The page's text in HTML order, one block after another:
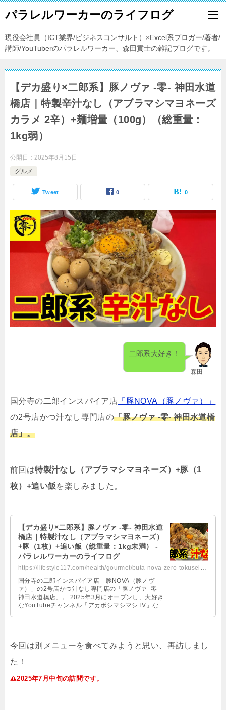
パラレルワーカーのライフログ
現役会社員（ICT業界/ビジネスコンサルト）×Excel系ブロガー/著者/
講師/YouTuberのパラレルワーカー、森田貢士の雑記ブログです。
【デカ盛り×二郎系】豚ノヴァ -零- 神田水道
橋店｜特製辛汁なし（アブラマシマヨネーズ
カラメ 2辛）+麺増量（100g）（総重量：
1kg弱）
公開日： 2025年8月15日
グルメ
Tweet 0 0
森田
二郎系大好き！
国分寺の二郎インスパイア店 「豚NOVA（豚ノヴァ）」
の2号店かつ汁なし専門店の「豚ノヴァ -零- 神田水道橋
店」。
前回は特製汁なし（アブラマシマヨネーズ）+豚（1
枚）+追い飯を楽しみました。
【デカ盛り×二郎系】豚ノヴァ -零- 神田水道
橋店｜特製汁なし（アブラマシマヨネーズ）
+豚（1枚）+追い飯（総重量：1kg未満） -
パラレルワーカーのライフログ
国分寺の二郎インスパイア店「豚NOVA（豚ノヴ
ァ）」の2号店かつ汁なし専門店の「豚ノヴァ -零-
神田水道橋店」。 2025年3月にオープンし、大好き
なYouTubeチャンネル「アカボシマシマシTV」など
今回は別メニューを食べてみようと思い、再訪しまし
た！
2025年7月中旬の訪問です。